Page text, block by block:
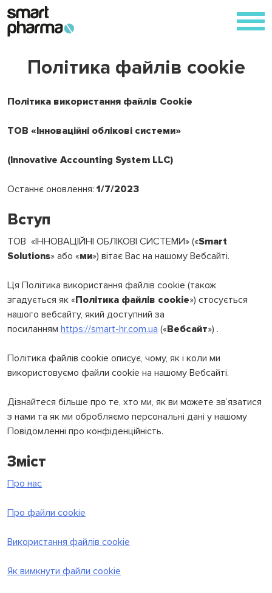
Skip
to
content
Політика файлів cookie
Політика використання файлів Cookie
ТОВ «Інноваційні облікові системи»
(Innovative Accounting System LLC)
Останнє оновлення:1/7/2023
Вступ
ТОВ «ІННОВАЦІЙНІ ОБЛІКОВІ СИСТЕМИ» («Smart
Solutions» або «ми») вітає Вас на нашому Вебсайті.
Ця Політика використання файлів cookie (також
згадується як «Політика файлів cookie») стосується
нашого вебсайту, який доступний за
посиланням https://smart-hr.com.ua («Вебсайт») .
Політика файлів cookie описує, чому, як і коли ми
використовуємо файли cookie на нашому Вебсайті.
Дізнайтеся більше про те, хто ми, як ви можете зв’язатися
з нами та як ми обробляємо персональні дані у нашому
Повідомленні про конфіденційність.
Зміст
Про нас
Про файли cookie
Використання файлів cookie
Як вимкнути файли cookie